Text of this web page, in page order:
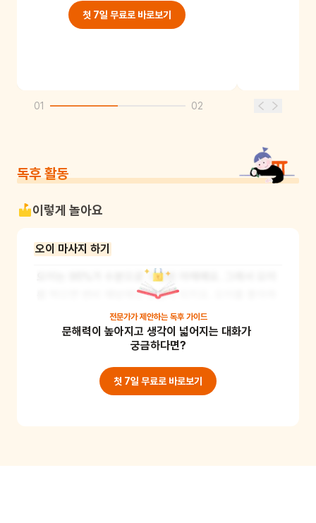
첫 7일 무료로 바로보기
01 02
독후 활동
이렇게 놀아요
오이 마사지 하기
오이는 95%가 수분으로 구성된 야채예요. 그래서 오이
를 먹으면 변비 예방에도 도움이 되지요. 오이를 좋아하
지 않는 어린이라면 오이 마사지를 통해 오이와 친숙해
지는 시간을 가져보아요. 어린이용 칼로 오이를 얇게 썰
어봅니다. 그리고 양육자와 어린이가 서로의 얼굴에 오
이를 붙여주어요. 오이 마사지는 더운 여름날 뜨거워진
얼굴의 온도를 낮추고 촉촉한 피부를 만들어 준답니다.
전문가가 제안하는 독후 가이드
문해력이 높아지고 생각이 넓어지는 대화가
궁금하다면?
첫 7일 무료로 바로보기